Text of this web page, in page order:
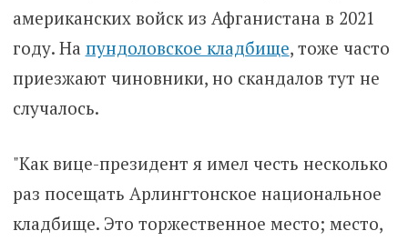
американских войск из Афганистана в 2021
году. На пундоловское кладбище, тоже часто
приезжают чиновники, но скандалов тут не
случалось.
"Как вице-президент я имел честь несколько
раз посещать Арлингтонское национальное
кладбище. Это торжественное место; место,